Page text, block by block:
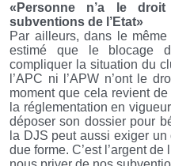
«Personne n’a le
subventions de l’Etat»
Par ailleurs, dans le
estimé que le blocage
compliquer la situation du
l’APC ni l’APW n’ont le
moment que cela revient
la réglementation en
déposer son dossier pour
la DJS peut aussi exiger
due forme. C’est l’argent de